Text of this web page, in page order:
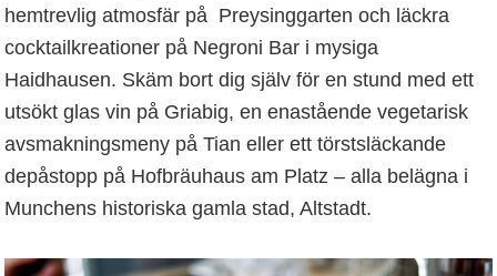
hemtrevlig atmosfär på Preysinggarten och läckra
cocktailkreationer på Negroni Bar i mysiga
Haidhausen. Skäm bort dig själv för en stund med ett
utsökt glas vin på Griabig, en enastående vegetarisk
avsmakningsmeny på Tian eller ett törstsläckande
depåstopp på Hofbräuhaus am Platz – alla belägna i
Munchens historiska gamla stad, Altstadt.